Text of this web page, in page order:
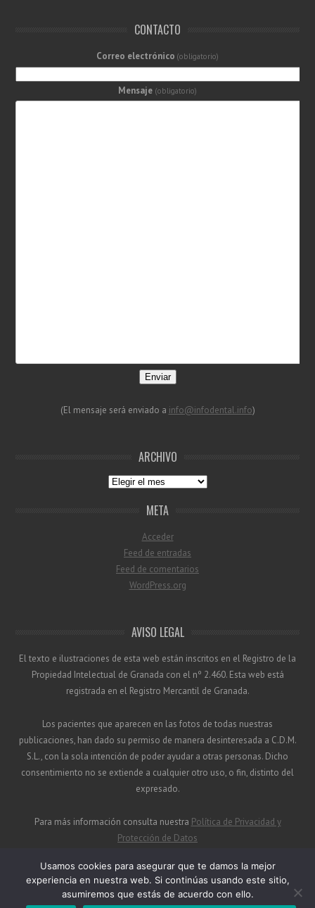
CONTACTO
Correo electrónico (obligatorio)
Mensaje (obligatorio)
Enviar
(El mensaje será enviado a info@infodental.info)
ARCHIVO
Archivo
META
Acceder
Feed de entradas
Feed de comentarios
WordPress.org
AVISO LEGAL
El texto e ilustraciones de esta web están inscritos en el Registro de la
Propiedad Intelectual de Granada con el nº 2.460. Esta web está
registrada en el Registro Mercantil de Granada.
Los pacientes que aparecen en las fotos de todas nuestras
publicaciones, han dado su permiso de manera desinteresada a C.D.M.
S.L., con la sola intención de poder ayudar a otras personas. Dicho
consentimiento no se extiende a cualquier otro uso, o fin, distinto del
expresado.
Para más información consulta nuestra Política de Privacidad y
Protección de Datos
© 2026CDM
Usamos cookies para asegurar que te damos la mejor
experiencia en nuestra web. Si continúas usando este sitio,
asumiremos que estás de acuerdo con ello.